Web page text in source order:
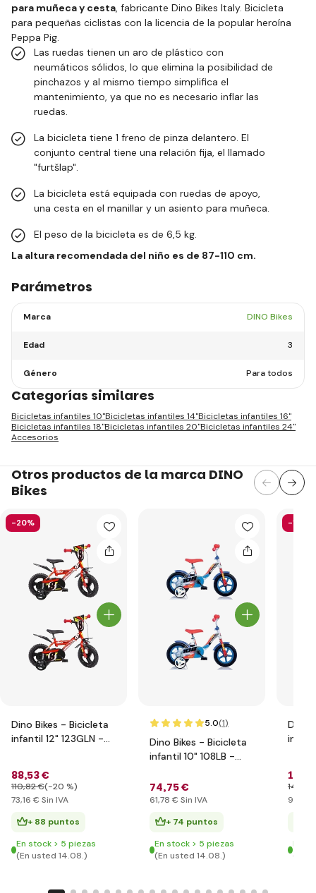
para muñeca y cesta, fabricante Dino Bikes Italy. Bicicleta
para pequeñas ciclistas con la licencia de la popular heroína
Peppa Pig.
Las ruedas tienen un aro de plástico con
neumáticos sólidos, lo que elimina la posibilidad de
pinchazos y al mismo tiempo simplifica el
mantenimiento, ya que no es necesario inflar las
ruedas.
La bicicleta tiene 1 freno de pinza delantero. El
conjunto central tiene una relación fija, el llamado
"furtšlap".
La bicicleta está equipada con ruedas de apoyo,
una cesta en el manillar y un asiento para muñeca.
El peso de la bicicleta es de 6,5 kg.
La altura recomendada del niño es de 87-110 cm.
Parámetros
Marca DINO Bikes
Edad 3
Género Para todos
Categorías similares
Bicicletas infantiles 10"Bicicletas infantiles 14"Bicicletas infantiles 16"
Bicicletas infantiles 18"Bicicletas infantiles 20"Bicicletas infantiles 24"
Accesorios
Otros productos de la marca DINO
Bikes
-20%
Dino Bikes - Bicicleta
infantil 12" 123GLN -
88,53 €
110,82 €(-20 %)
73,16 € Sin IVA
+ 88 puntos
En stock > 5 piezas
(En usted 14.08.)
5.0(1)
Dino Bikes - Bicicleta
infantil 10" 108LB -
74,75 €
61,78 € Sin IVA
+ 74 puntos
En stock > 5 piezas
(En usted 14.08.)
-19%
Dino
114
140
94
En
(En